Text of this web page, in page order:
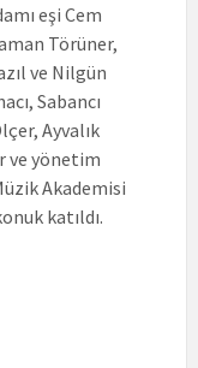
eşi Cem
Törüner,
ve Nilgün
Sabancı
Ayvalık
ve yönetim
Akademisi
katıldı.